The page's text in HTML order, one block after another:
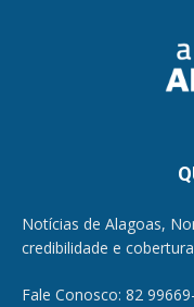
Notícias de Alagoas,
credibilidade e
Fale Conosco: 82